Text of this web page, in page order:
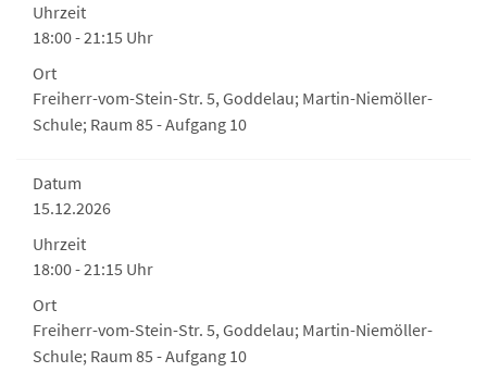
Uhrzeit
18:00 - 21:15 Uhr
Ort
Freiherr-vom-Stein-Str. 5, Goddelau; Martin-Niemöller-
Schule; Raum 85 - Aufgang 10
Datum
15.12.2026
Uhrzeit
18:00 - 21:15 Uhr
Ort
Freiherr-vom-Stein-Str. 5, Goddelau; Martin-Niemöller-
Schule; Raum 85 - Aufgang 10